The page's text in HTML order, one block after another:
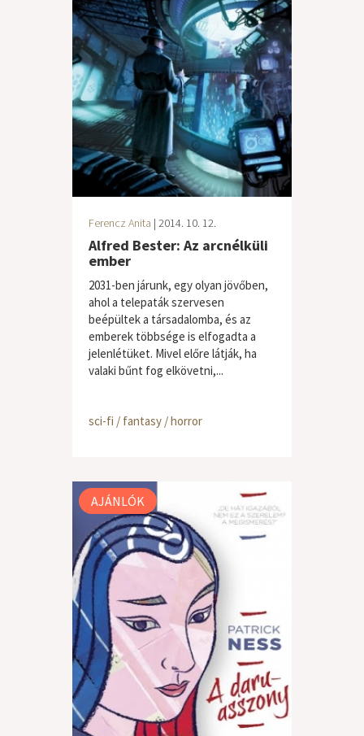
Ferencz Anita | 2014. 10. 12.
Alfred Bester: Az arcnélküli
ember
2031-ben járunk, egy olyan jövőben,
ahol a telepaták szervesen
beépültek a társadalomba, és az
emberek többsége is elfogadta a
jelenlétüket. Mivel előre látják, ha
valaki bűnt fog elkövetni,...
sci-fi / fantasy / horror
AJÁNLÓK